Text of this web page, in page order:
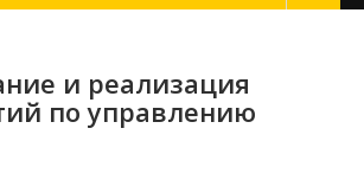
и реализация
по управлению